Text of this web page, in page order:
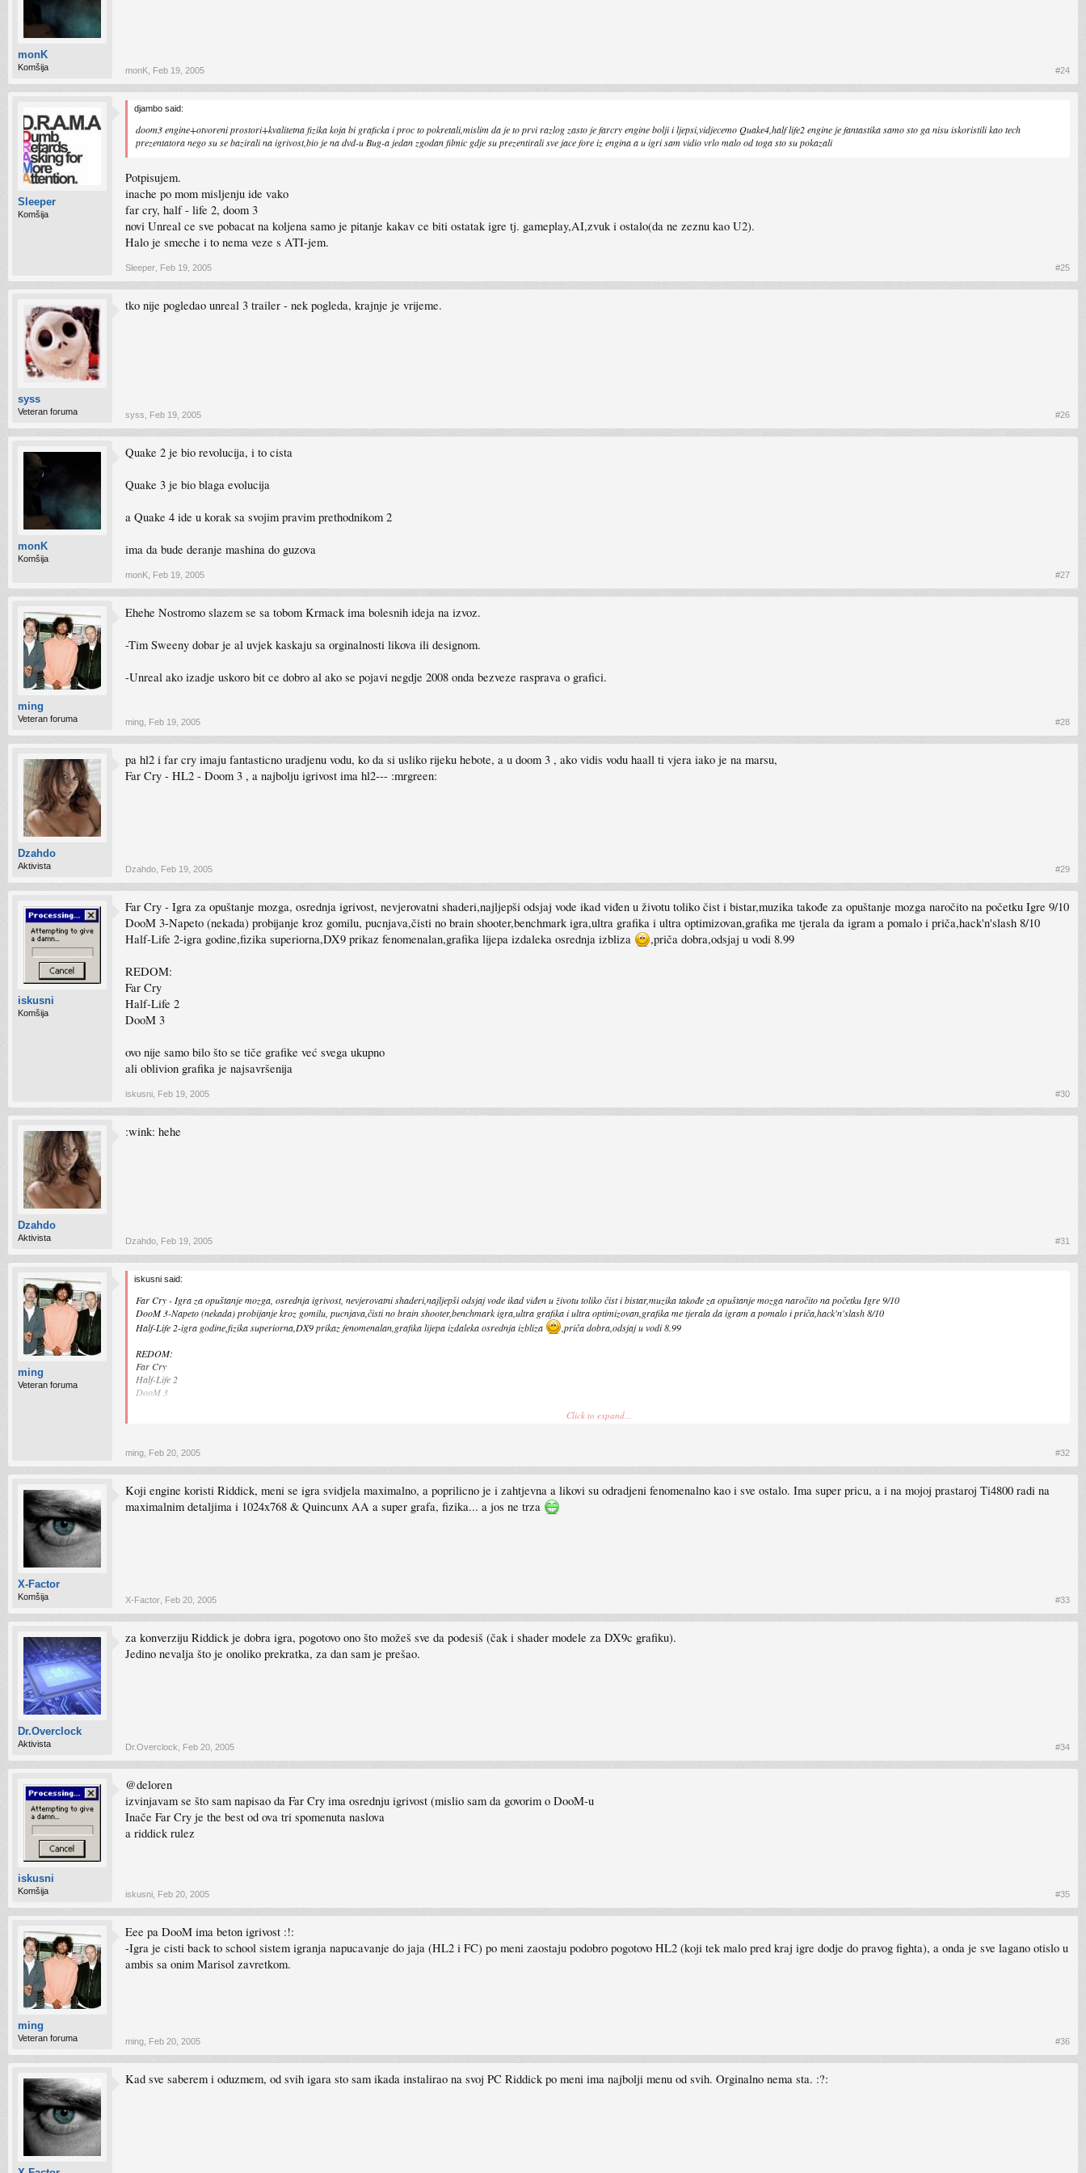
monK
Komšija monK Feb 19, 2005 #24
Sleeper
Komšija
djambo said:
doom3 engine+otvoreni prostori+kvalitetna fizika koja bi graficka i proc to pokretali,mislim da je to prvi razlog zasto je farcry engine bolji i ljepsi,vidjecemo Quake4,half life2 engine je fantastika samo sto ga nisu iskoristili kao tech
prezentatora nego su se bazirali na igrivost,bio je na dvd-u Bug-a jedan zgodan filmic gdje su prezentirali sve jace fore iz engina a u igri sam vidio vrlo malo od toga sto su pokazali
Potpisujem.
inache po mom misljenju ide vako
far cry, half - life 2, doom 3
novi Unreal ce sve pobacat na koljena samo je pitanje kakav ce biti ostatak igre tj. gameplay,AI,zvuk i ostalo(da ne zeznu kao U2).
Halo je smeche i to nema veze s ATI-jem.
Sleeper Feb 19, 2005 #25
syss
Veteran foruma
tko nije pogledao unreal 3 trailer - nek pogleda, krajnje je vrijeme.
syss Feb 19, 2005 #26
monK
Komšija
Quake 2 je bio revolucija, i to cista
Quake 3 je bio blaga evolucija
a Quake 4 ide u korak sa svojim pravim prethodnikom 2
ima da bude deranje mashina do guzova
monK Feb 19, 2005 #27
ming
Veteran foruma
Ehehe Nostromo slazem se sa tobom Krmack ima bolesnih ideja na izvoz.
-Tim Sweeny dobar je al uvjek kaskaju sa orginalnosti likova ili designom.
-Unreal ako izadje uskoro bit ce dobro al ako se pojavi negdje 2008 onda bezveze rasprava o grafici.
ming Feb 19, 2005 #28
Dzahdo
Aktivista
pa hl2 i far cry imaju fantasticno uradjenu vodu, ko da si usliko rijeku hebote, a u doom 3 , ako vidis vodu haall ti vjera iako je na marsu,
Far Cry - HL2 - Doom 3 , a najbolju igrivost ima hl2--- :mrgreen:
Dzahdo Feb 19, 2005 #29
iskusni
Komšija
Far Cry - Igra za opuštanje mozga, osrednja igrivost, nevjerovatni shaderi,najljepši odsjaj vode ikad viđen u životu toliko čist i bistar,muzika takođe za opuštanje mozga naročito na početku Igre 9/10
DooM 3-Napeto (nekada) probijanje kroz gomilu, pucnjava,čisti no brain shooter,benchmark igra,ultra grafika i ultra optimizovan,grafika me tjerala da igram a pomalo i priča,hack'n'slash 8/10
Half-Life 2-igra godine,fizika superiorna,DX9 prikaz fenomenalan,grafika lijepa izdaleka osrednja izbliza
,priča dobra,odsjaj u vodi 8.99
REDOM:
Far Cry
Half-Life 2
DooM 3
ovo nije samo bilo što se tiče grafike već svega ukupno
ali oblivion grafika je najsavršenija
iskusni Feb 19, 2005 #30
Dzahdo
Aktivista
:wink: hehe
Dzahdo Feb 19, 2005 #31
ming
Veteran foruma
iskusni said:
Far Cry - Igra za opuštanje mozga, osrednja igrivost, nevjerovatni shaderi,najljepši odsjaj vode ikad viđen u životu toliko čist i bistar,muzika takođe za opuštanje mozga naročito na početku Igre 9/10
DooM 3-Napeto (nekada) probijanje kroz gomilu, pucnjava,čisti no brain shooter,benchmark igra,ultra grafika i ultra optimizovan,grafika me tjerala da igram a pomalo i priča,hack'n'slash 8/10
Half-Life 2-igra godine,fizika superiorna,DX9 prikaz fenomenalan,grafika lijepa izdaleka osrednja izbliza
,priča dobra,odsjaj u vodi 8.99
REDOM:
Far Cry
Half-Life 2
DooM 3
ovo nije samo bilo što se tiče grafike već svega ukupno
ali oblivion grafika je najsavršenija
Click to expand...
ming Feb 20, 2005 #32
X-Factor
Komšija
Koji engine koristi Riddick, meni se igra svidjela maximalno, a poprilicno je i zahtjevna a likovi su odradjeni fenomenalno kao i sve ostalo. Ima super pricu, a i na mojoj prastaroj Ti4800 radi na
maximalnim detaljima i 1024x768 & Quincunx AA a super grafa, fizika... a jos ne trza
X-Factor Feb 20, 2005 #33
Dr.Overclock
Aktivista
za konverziju Riddick je dobra igra, pogotovo ono što možeš sve da podesiš (čak i shader modele za DX9c grafiku).
Jedino nevalja što je onoliko prekratka, za dan sam je prešao.
Dr.Overclock Feb 20, 2005 #34
iskusni
Komšija
@deloren
izvinjavam se što sam napisao da Far Cry ima osrednju igrivost (mislio sam da govorim o DooM-u
Inače Far Cry je the best od ova tri spomenuta naslova
a riddick rulez
iskusni Feb 20, 2005 #35
ming
Veteran foruma
Eee pa DooM ima beton igrivost :!:
-Igra je cisti back to school sistem igranja napucavanje do jaja (HL2 i FC) po meni zaostaju podobro pogotovo HL2 (koji tek malo pred kraj igre dodje do pravog fighta), a onda je sve lagano otislo u
ambis sa onim Marisol zavretkom.
ming Feb 20, 2005 #36
Kad sve saberem i oduzmem, od svih igara sto sam ikada instalirao na svoj PC Riddick po meni ima najbolji menu od svih. Orginalno nema sta. :?: